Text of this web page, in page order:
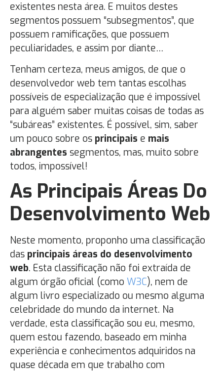
existentes nesta área. E muitos destes
segmentos possuem “subsegmentos”, que
possuem ramificações, que possuem
peculiaridades, e assim por diante…
Tenham certeza, meus amigos, de que o
desenvolvedor web tem tantas escolhas
possíveis de especialização que é impossível
para alguém saber muitas coisas de todas as
“subáreas” existentes. É possível, sim, saber
um pouco sobre os principais e mais
abrangentes segmentos, mas, muito sobre
todos, impossível!
As Principais Áreas Do
Desenvolvimento Web
Neste momento, proponho uma classificação
das principais áreas do desenvolvimento
web. Esta classificação não foi extraída de
algum órgão oficial (como W3C), nem de
algum livro especializado ou mesmo alguma
celebridade do mundo da internet. Na
verdade, esta classificação sou eu, mesmo,
quem estou fazendo, baseado em minha
experiência e conhecimentos adquiridos na
quase década em que trabalho com